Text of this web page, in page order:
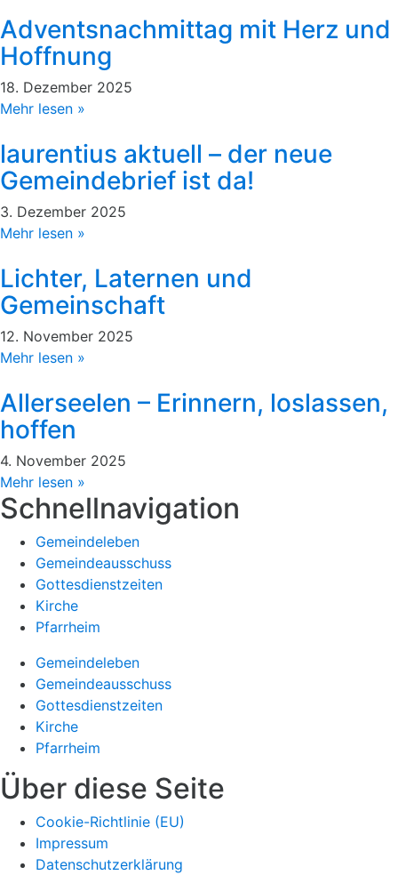
Adventsnachmittag mit Herz und
Hoffnung
18. Dezember 2025
Mehr lesen »
laurentius aktuell – der neue
Gemeindebrief ist da!
3. Dezember 2025
Mehr lesen »
Lichter, Laternen und
Gemeinschaft
12. November 2025
Mehr lesen »
Allerseelen – Erinnern, loslassen,
hoffen
4. November 2025
Mehr lesen »
Schnellnavigation
Gemeindeleben
Gemeindeausschuss
Gottesdienstzeiten
Kirche
Pfarrheim
Gemeindeleben
Gemeindeausschuss
Gottesdienstzeiten
Kirche
Pfarrheim
Über diese Seite
Cookie-Richtlinie (EU)
Impressum
Datenschutzerklärung